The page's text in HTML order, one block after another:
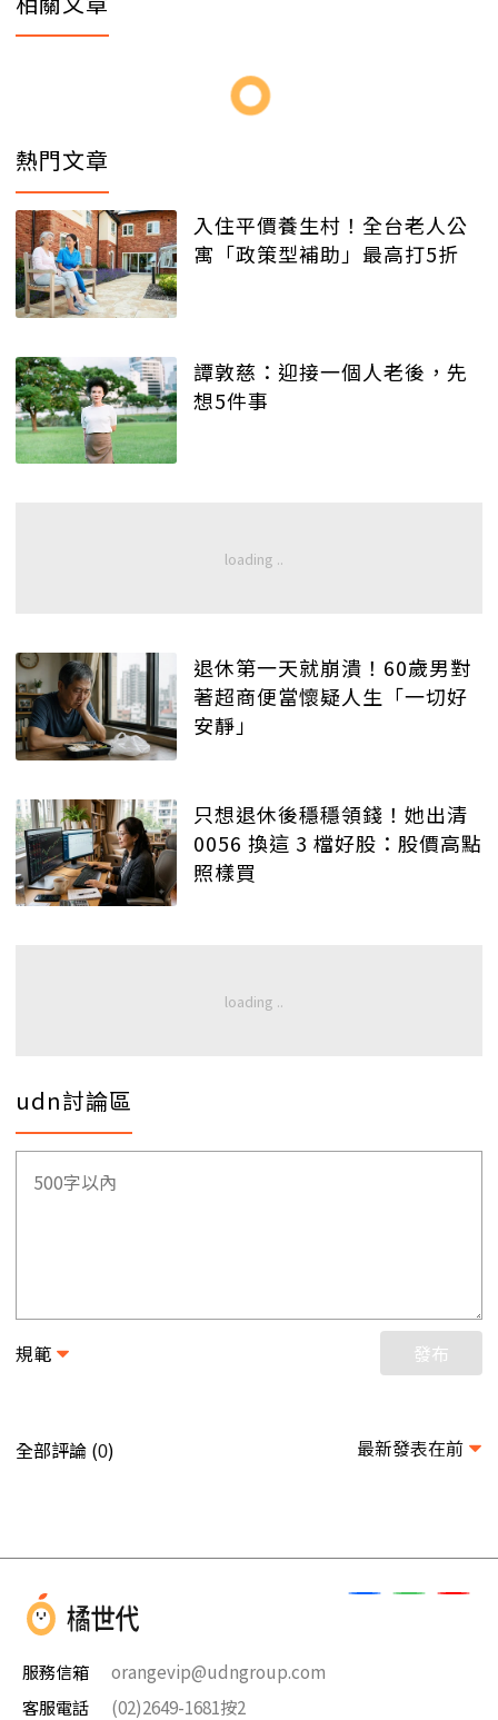
熱門文章
入住平價養生村！全台老人公
寓「政策型補助」最高打5折
譚敦慈：迎接一個人老後，先
想5件事
退休第一天就崩潰！60歲男對
著超商便當懷疑人生「一切好
安靜」
只想退休後穩穩領錢！她出清
0056 換這 3 檔好股：股價高點
照樣買
udn討論區
規範 發布
全部評論 (0) 最新發表在前
服務信箱
orangevip@udngroup.com
客服電話
(02)2649-1681按2